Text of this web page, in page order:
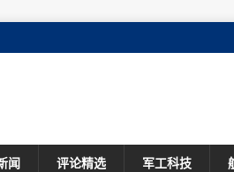
闻 评论精选 军工科技